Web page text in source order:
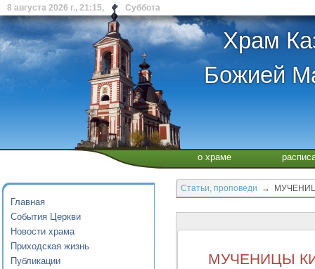
8 августа 2026 г., 21:15, Суббота
Храм
Божией
о храме
Главная
События Церкви
Новости храма
Приходская жизнь
Публикации
Статьи, проповеди →
МУЧЕНИЦЫ